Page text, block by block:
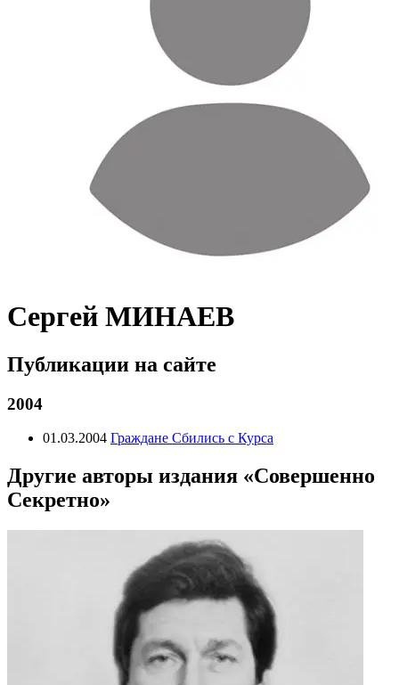
Сергей МИНАЕВ
Публикации на сайте
2004
01.03.2004 Граждане Сбились с Курса
Другие авторы издания «Совершенно
Секретно»